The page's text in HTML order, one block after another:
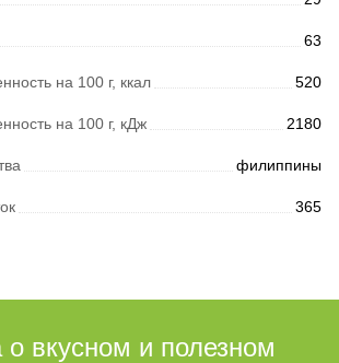
63
на 100 г, ккал 520
на 100 г, кДж 2180
филиппины
365
о вкусном и полезном